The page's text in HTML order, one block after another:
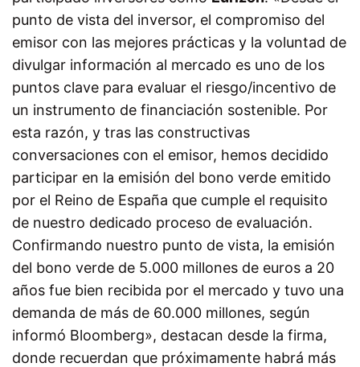
punto de vista del inversor, el compromiso del
emisor con las mejores prácticas y la voluntad de
divulgar información al mercado es uno de los
puntos clave para evaluar el riesgo/incentivo de
un instrumento de financiación sostenible. Por
esta razón, y tras las constructivas
conversaciones con el emisor, hemos decidido
participar en la emisión del bono verde emitido
por el Reino de España que cumple el requisito
de nuestro dedicado proceso de evaluación.
Confirmando nuestro punto de vista, la emisión
del bono verde de 5.000 millones de euros a 20
años fue bien recibida por el mercado y tuvo una
demanda de más de 60.000 millones, según
informó Bloomberg», destacan desde la firma,
donde recuerdan que próximamente habrá más